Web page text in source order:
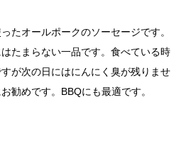
たオールポークのソーセージです。
たまらない一品です。食べている時
が次の日にはにんにく臭が残りませ
勧めです。BBQにも最適です。